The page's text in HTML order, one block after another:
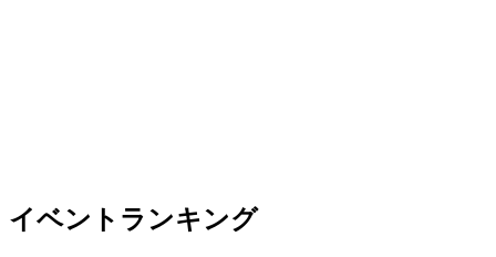
イベントランキング